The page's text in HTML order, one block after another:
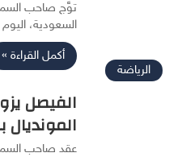
توَّج صاحب السمو
السعودية، اليوم الأحد
أكمل القراءة »
الرياضة
الفيصل
المونديال
عقد صاحب السمو